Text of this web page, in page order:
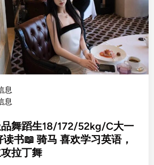
息
息
舞蹈生18/172/52kg/C大一
书📖 骑马 喜欢学习英语，
拉丁舞